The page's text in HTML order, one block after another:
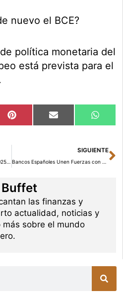
nuevo el BCE?
política monetaria del
está prevista para el
Compartir
en
Pinterest Compartir
en
Email
en
Crecimiento de MGS Seguros en 2025: Aumento del 15,9 % en Primas y del 13,5 % en Beneficios
SIGUIENTE
Bancos Españoles Unen Fuerzas con FrauDfense Check para Combatir el Crimen Financiero
Buffet
las finanzas y
actualidad, noticias y
más sobre el mundo